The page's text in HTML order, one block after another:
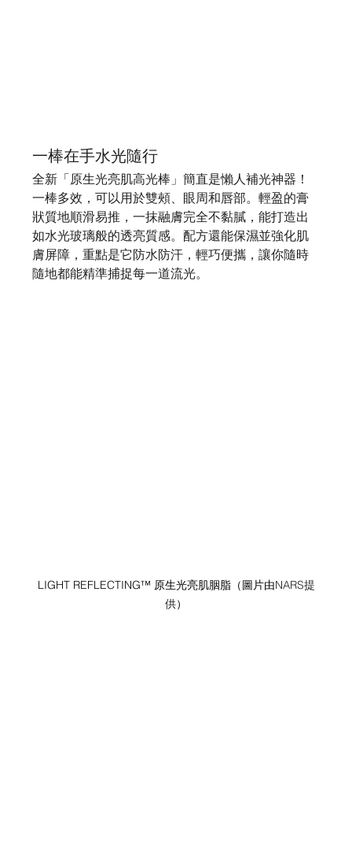
一棒在手水光隨行
全新「原生光亮肌高光棒」簡直是懶人補光神器！
一棒多效，可以用於雙頰、眼周和唇部。輕盈的膏
狀質地順滑易推，一抹融膚完全不黏膩，能打造出
如水光玻璃般的透亮質感。配方還能保濕並強化肌
膚屏障，重點是它防水防汗，輕巧便攜，讓你隨時
隨地都能精準捕捉每一道流光。
LIGHT REFLECTING™ 原生光亮肌胭脂（圖片由NARS提
供）